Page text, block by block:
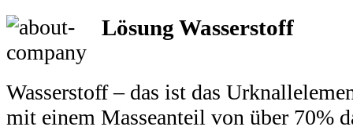
Lösung Wasserstoff
Wasserstoff – das ist das
mit einem Masseanteil von über 70%